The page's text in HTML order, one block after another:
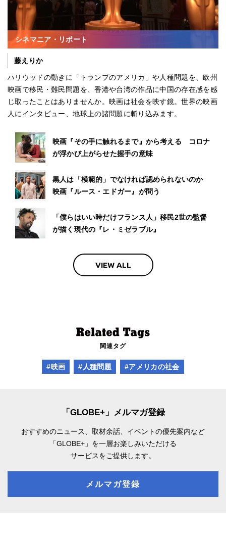
シネマニア・リポート
藤えりか
ハリウッドの動きに「トランプのアメリカ」や人種問題を、欧州
映画で移民・難民問題を、香港や台湾の作品に中国の存在感を感
じ取ったことはありませんか。映画は社会を映す鏡。世界の映画
人にインタビュー、地球上の諸問題に斬り込みます。
映画『その手に触れるまで』から考える コロナ
が浮かび上がらせた握手の意味
黒人は「模範的」でなければ認められないのか
映画『ルース・エドガー』が問う
「僕らはいい時だけフランス人」移民2世の監督
が描く現代の『レ・ミゼラブル』
VIEW ALL
関連タグ
#映画 #人種問題 #アメリカの社会
「GLOBE+」メルマガ登録
おすすめのニュース、取材余話、 イベントの優先案内など
「GLOBE+」を一層お楽しみいただける
サービスをご提供します。
メルマガ登録